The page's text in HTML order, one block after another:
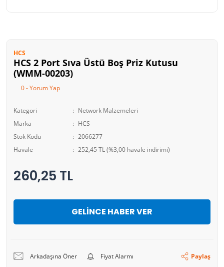
HCS
HCS 2 Port Sıva Üstü Boş Priz Kutusu
(WMM-00203)
0 - Yorum Yap
Kategori
Network Malzemeleri
Marka
HCS
Stok Kodu
2066277
Havale
252,45 TL (%3,00 havale indirimi)
260,25 TL
GELİNCE HABER VER
Arkadaşına Öner Fiyat Alarmı Paylaş